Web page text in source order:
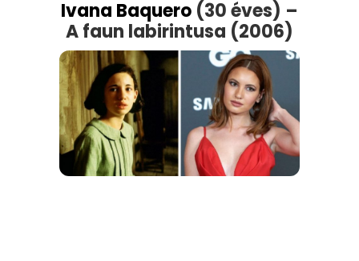
Ivana Baquero (30 éves) –
A faun labirintusa (2006)